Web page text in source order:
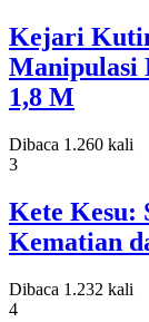
Kejari
Manipulasi
1,8 M
Dibaca 1.260 kali
3
Kete Kesu:
Kematian
Dibaca 1.232 kali
4